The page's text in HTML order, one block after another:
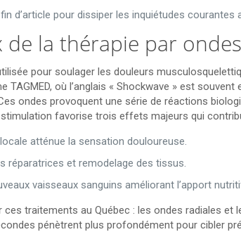
d’article pour dissiper les inquiétudes courantes
la thérapie par
pour soulager les douleurs
où l’anglais « Shockwave » est
ondes provoquent une série de réactions
favorise trois effets majeurs qui
atténue la sensation douloureuse.
réparatrices et remodelage des tissus.
vaisseaux sanguins améliorant l’apport
ces traitements au Québec : les ondes radiales
pénètrent plus profondément pour cibler